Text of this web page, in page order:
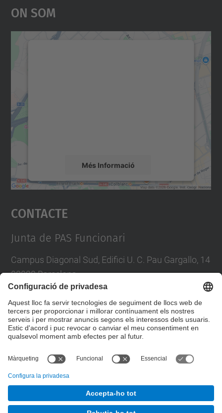
On Som
Més Informació
Accepta
powered by
Contacte
Junta de PAS Funcionari
Campus Diagonal Sud, Edifici U. C. Pau Gargallo, 14
08028 Barcelona
E-mail :junta.pasf@upc.edu
Formulari de contacte
Junta PAS Funcionari